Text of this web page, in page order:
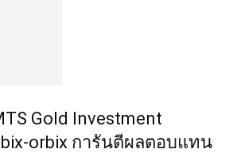
Gold Investment
orbix การันตีผลตอบแทน